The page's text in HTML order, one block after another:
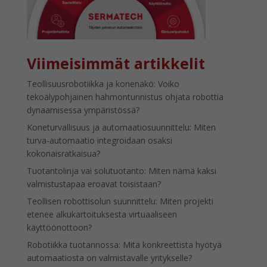
Viimeisimmät artikkelit
Teollisuusrobotiikka ja konenäkö: Voiko
tekoälypohjainen hahmontunnistus ohjata robottia
dynaamisessa ympäristössä?
Koneturvallisuus ja automaatiosuunnittelu: Miten
turva-automaatio integroidaan osaksi
kokonaisratkaisua?
Tuotantolinja vai solutuotanto: Miten nämä kaksi
valmistustapaa eroavat toisistaan?
Teollisen robottisolun suunnittelu: Miten projekti
etenee alkukartoituksesta virtuaaliseen
käyttöönottoon?
Robotiikka tuotannossa: Mitä konkreettista hyötyä
automaatiosta on valmistavalle yritykselle?